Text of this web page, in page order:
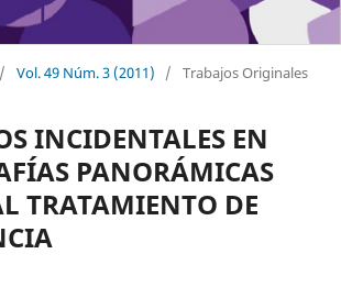
/ Vol. 49 Núm. 3 (2011) / Trabajos Originales
INCIDENTALES EN
PANORÁMICAS
TRATAMIENTO DE